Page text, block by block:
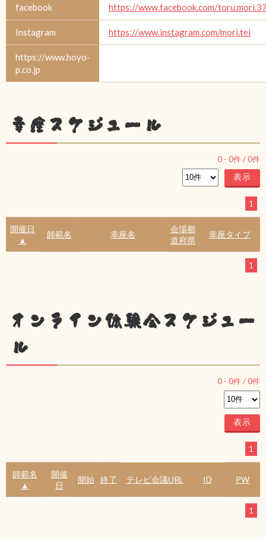
facebook https://www.facebook.com/
Instagram https://www.instagram.com/mori.tei
https://www.hoyo-
p.co.jp
幸座スケジュール
0 - 0件 /0件
1
開催日
▲
師範名 幸座名
会場都
道府県
幸座タイプ
1
オンライン体験会スケジュー
ル
0 - 0件 /0件
1
師範名
▲
開催
日
開始 終了 テレビ会議URL ID PW
1